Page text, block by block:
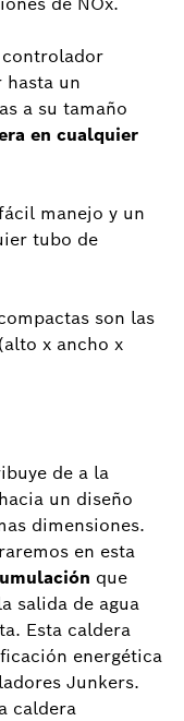
controlador
hasta un
a su tamaño
en cualquier
manejo y un
tubo de
son las
x ancho x
de a la
un diseño
dimensiones.
en esta
que
salida de agua
Esta caldera
energética
Junkers.
caldera